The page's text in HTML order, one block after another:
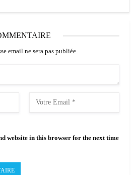
email ne sera pas publiée.
website in this browser for the next time